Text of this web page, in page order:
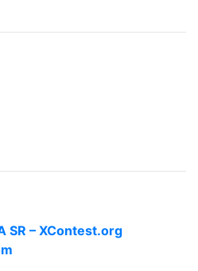
SR – XContest.org